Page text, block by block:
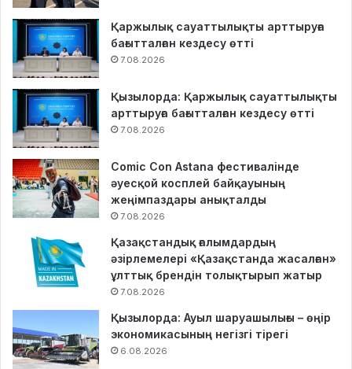
Қаржылық сауаттылықты арттыруға
бағытталған кездесу өтті
7.08.2026
Қызылорда: Қаржылық сауаттылықты
арттыруға бағытталған кездесу өтті
7.08.2026
Comic Con Astana фестивалінде
әуесқой косплей байқауының
жеңімпаздары анықталды
7.08.2026
Қазақстандық ғалымдардың
әзірлемелері «Қазақстанда жасалған»
ұлттық брендін толықтырып жатыр
7.08.2026
Қызылорда: Ауыл шаруашылығы – өңір
экономикасының негізгі тірегі
6.08.2026